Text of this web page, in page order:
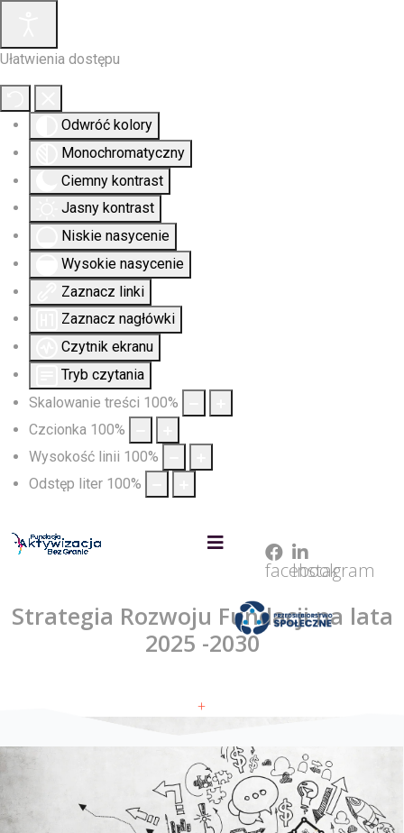
Ułatwienia dostępu
Odwróć kolory
Monochromatyczny
Ciemny kontrast
Jasny kontrast
Niskie nasycenie
Wysokie nasycenie
Zaznacz linki
Zaznacz nagłówki
Czytnik ekranu
Tryb czytania
Skalowanie treści 100%
Czcionka 100%
Wysokość linii 100%
Odstęp liter 100%
facebook
Instagram
Strategia Rozwoju Fundacji na lata
2025 -2030
+